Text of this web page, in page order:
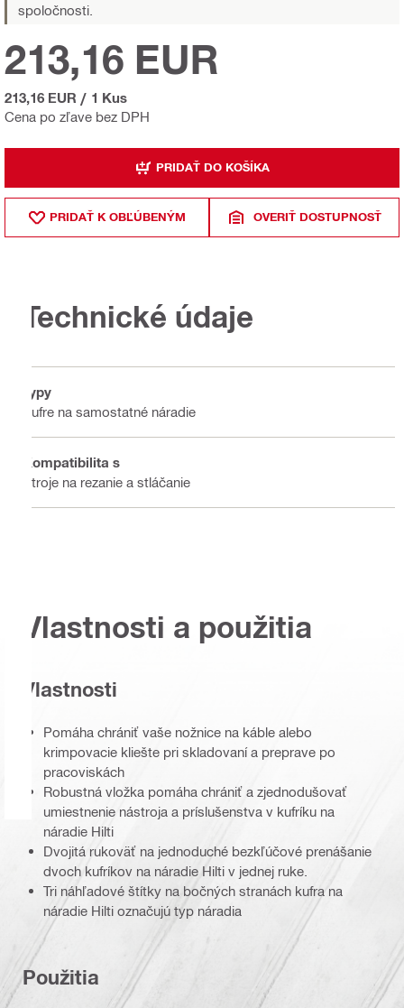
spoločnosti.
Cena po zľave bez DPH
213,16 EUR
213,16 EUR / 1 Kus
PRIDAŤ DO KOŠÍKA
PRIDAŤ K OBĽÚBENÝM OVERIŤ DOSTUPNOSŤ
Technické údaje
Typy
Kufre na samostatné náradie
Kompatibilita s
Stroje na rezanie a stláčanie
Vlastnosti a použitia
Vlastnosti
Pomáha chrániť vaše nožnice na káble alebo
krimpovacie kliešte pri skladovaní a preprave po
pracoviskách
Robustná vložka pomáha chrániť a zjednodušovať
umiestnenie nástroja a príslušenstva v kufríku na
náradie Hilti
Dvojitá rukoväť na jednoduché bezkľúčové prenášanie
dvoch kufríkov na náradie Hilti v jednej ruke.
Tri náhľadové štítky na bočných stranách kufra na
náradie Hilti označujú typ náradia
Použitia